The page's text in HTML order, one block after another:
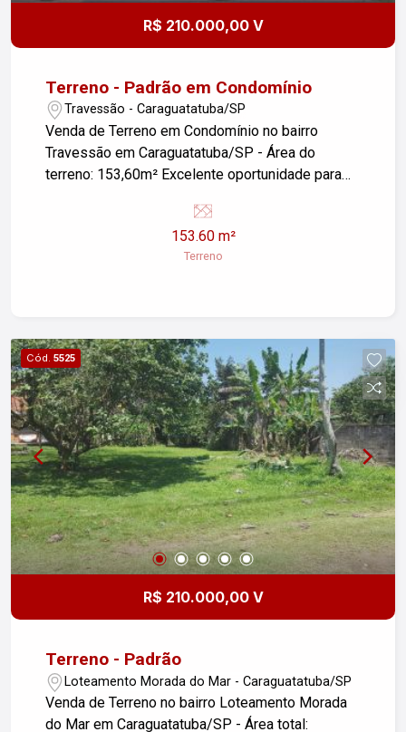
R$ 210.000,00 V
Terreno - Padrão em Condomínio
Travessão - Caraguatatuba/SP
Venda de Terreno em Condomínio no bairro
Travessão em Caraguatatuba/SP - Área do
terreno: 153,60m² Excelente oportunidade para
condomínio tranquilo e seguro. O terreno possui
uma ótima localização, próximo a comércios,
escolas e fácil acesso às principais vias da
153.60 m²
Terreno
Cód. 5525
R$ 210.000,00 V
Terreno - Padrão
Loteamento Morada do Mar - Caraguatatuba/SP
Venda de Terreno no bairro Loteamento Morada
do Mar em Caraguatatuba/SP - Área total: